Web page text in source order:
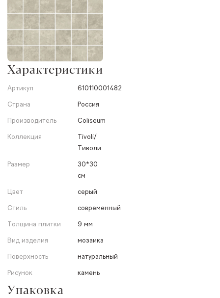
Характеристики
Артикул
610110001482
Страна
Россия
Производитель
Coliseum
Коллекция
Tivoli/
Тиволи
Размер
30*30
см
Цвет
серый
Стиль
современный
Толщина плитки
9 мм
Вид изделия
мозаика
Поверхность
натуральный
Рисунок
камень
Упаковка